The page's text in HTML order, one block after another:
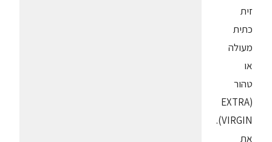
זית
כתית
מעולה
או
טהור
(EXTRA
VIRGIN).
את